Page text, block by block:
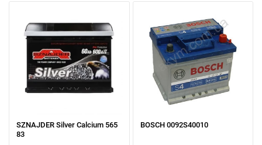
SZNAJDER Silver Calcium 565
83
BOSCH 0092S40010
При отсутствии связи - пишите, звоните в Viber /
Telegram (093) 600-51-11
Написать в Viber Написать в Telegram